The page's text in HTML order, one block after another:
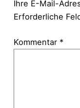
Ihre E-Mail-
Erforderliche
Kommentar *